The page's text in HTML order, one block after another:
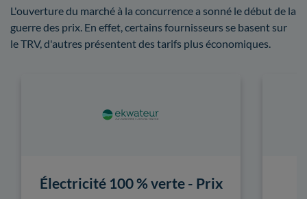
L'ouverture du marché à la concurrence a sonné le début de la
guerre des prix. En effet, certains fournisseurs se basent sur
le TRV, d'autres présentent des tarifs plus économiques.
Électricité 100 % verte - Prix